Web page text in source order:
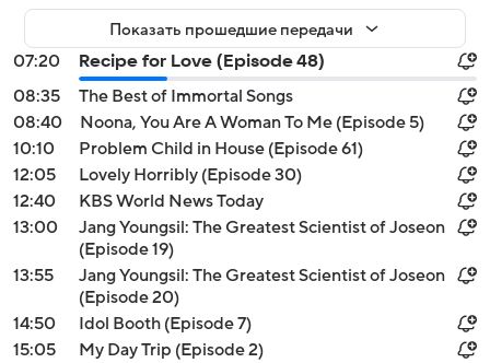
Показать прошедшие передачи
07:20
Recipe for Love (Episode 48)
08:35
The Best of Immortal Songs
08:40
Noona, You Are A Woman To Me (Episode 5)
10:10
Problem Child in House (Episode 61)
12:05
Lovely Horribly (Episode 30)
12:40
KBS World News Today
13:00
Jang Youngsil: The Greatest Scientist of Joseon
(Episode 19)
13:55
Jang Youngsil: The Greatest Scientist of Joseon
(Episode 20)
14:50
Idol Booth (Episode 7)
15:05
My Day Trip (Episode 2)